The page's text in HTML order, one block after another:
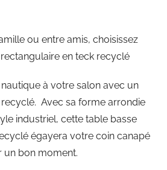
ou entre amis, choisissez
en teck recyclé
à votre salon avec un
Avec sa forme arrondie
industriel, cette table basse
égayera votre coin canapé
un bon moment.